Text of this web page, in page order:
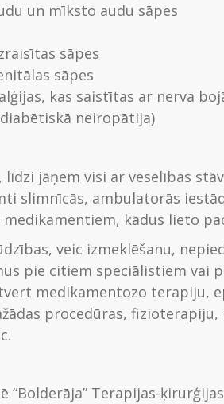
un mīksto audu sāpes
sāpes
sāpes
kas saistītas ar nerva
neiropātija)
jāņem visi ar veselības
slimnīcās, ambulatorās
kādus lieto
veic izmeklēšanu,
pie citiem speciālistiem vai
medikamentozo terapiju,
procedūras, fizioterapiju,
“Bolderāja” Terapijas-